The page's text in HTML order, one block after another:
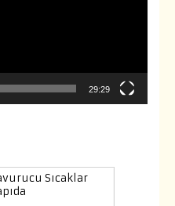
29:29